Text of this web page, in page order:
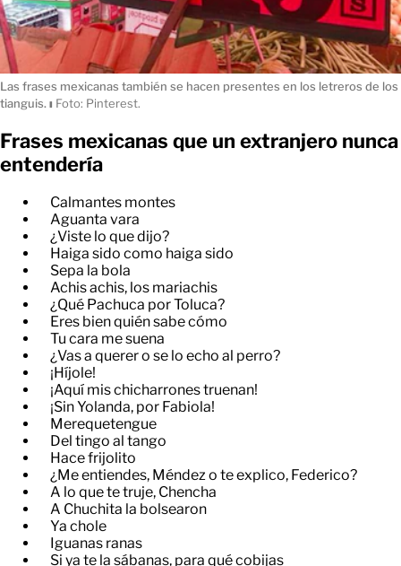
Las frases mexicanas también se hacen presentes en los letreros de los
tianguis.ı Foto: Pinterest.
Frases mexicanas que un extranjero nunca
entendería
Calmantes montes
Aguanta vara
¿Viste lo que dijo?
Haiga sido como haiga sido
Sepa la bola
Achis achis, los mariachis
¿Qué Pachuca por Toluca?
Eres bien quién sabe cómo
Tu cara me suena
¿Vas a querer o se lo echo al perro?
¡Híjole!
¡Aquí mis chicharrones truenan!
¡Sin Yolanda, por Fabiola!
Merequetengue
Del tingo al tango
Hace frijolito
¿Me entiendes, Méndez o te explico, Federico?
A lo que te truje, Chencha
A Chuchita la bolsearon
Ya chole
Iguanas ranas
Si ya te la sábanas, para qué cobijas